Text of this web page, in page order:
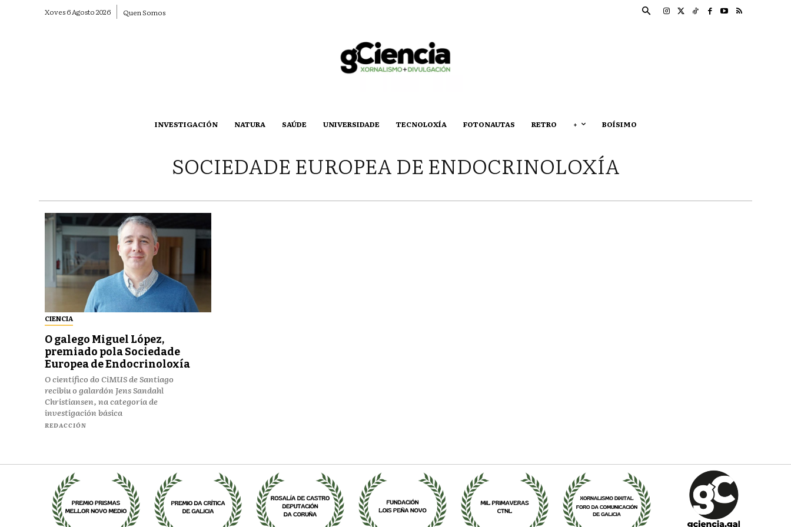
Xoves 6 Agosto 2026 Quen Somos
INVESTIGACIÓN NATURA SAÚDE UNIVERSIDADE TECNOLOXÍA FOTONAUTAS RETRO + BOÍSIMO
SOCIEDADE EUROPEA DE ENDOCRINOLOXÍA
CIENCIA
O galego Miguel López,
premiado pola Sociedade
Europea de Endocrinoloxía
O científico do CiMUS de Santiago
recibiu o galardón Jens Sandahl
Christiansen, na categoría de
investigación básica
REDACCIÓN